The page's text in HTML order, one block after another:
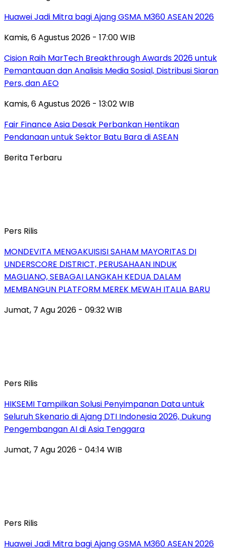
Huawei Jadi Mitra bagi Ajang GSMA M360 ASEAN 2026
Kamis, 6 Agustus 2026 - 17:00 WIB
Cision Raih MarTech Breakthrough Awards 2026 untuk
Pemantauan dan Analisis Media Sosial, Distribusi Siaran
Pers, dan AEO
Kamis, 6 Agustus 2026 - 13:02 WIB
Fair Finance Asia Desak Perbankan Hentikan
Pendanaan untuk Sektor Batu Bara di ASEAN
Berita Terbaru
Pers Rilis
MONDEVITA MENGAKUISISI SAHAM MAYORITAS DI
UNDERSCORE DISTRICT, PERUSAHAAN INDUK
MAGLIANO, SEBAGAI LANGKAH KEDUA DALAM
MEMBANGUN PLATFORM MEREK MEWAH ITALIA BARU
Jumat, 7 Agu 2026 - 09:32 WIB
Pers Rilis
HIKSEMI Tampilkan Solusi Penyimpanan Data untuk
Seluruh Skenario di Ajang DTI Indonesia 2026, Dukung
Pengembangan AI di Asia Tenggara
Jumat, 7 Agu 2026 - 04:14 WIB
Pers Rilis
Huawei Jadi Mitra bagi Ajang GSMA M360 ASEAN 2026